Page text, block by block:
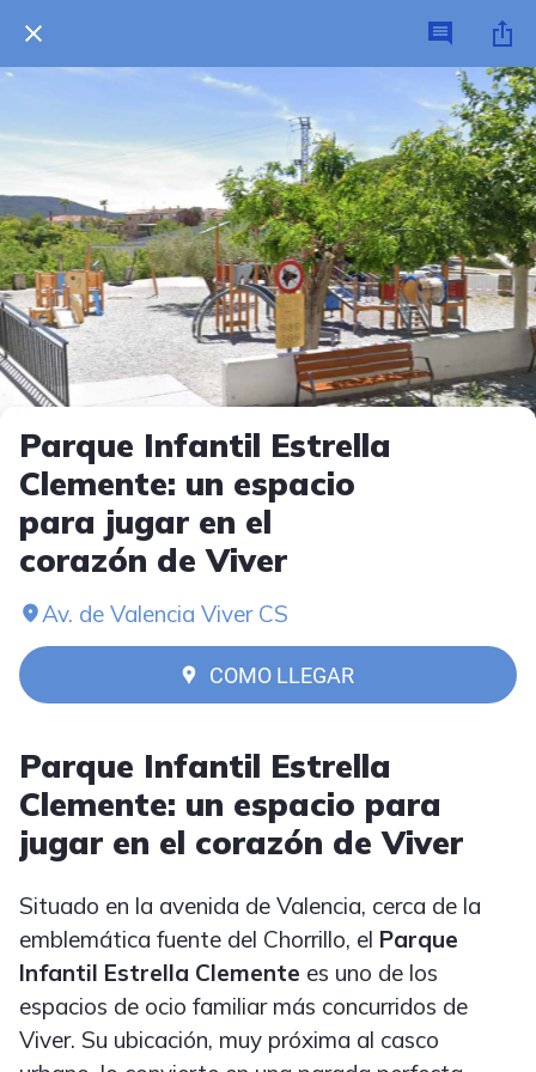
Parque Infantil Estrella
Clemente: un espacio
para jugar en el
corazón de Viver
Av. de Valencia Viver CS
COMO LLEGAR
Parque Infantil Estrella
Clemente: un espacio para
jugar en el corazón de Viver
Situado en la avenida de Valencia, cerca de la
emblemática fuente del Chorrillo, el Parque
Infantil Estrella Clemente es uno de los
espacios de ocio familiar más concurridos de
Viver. Su ubicación, muy próxima al casco